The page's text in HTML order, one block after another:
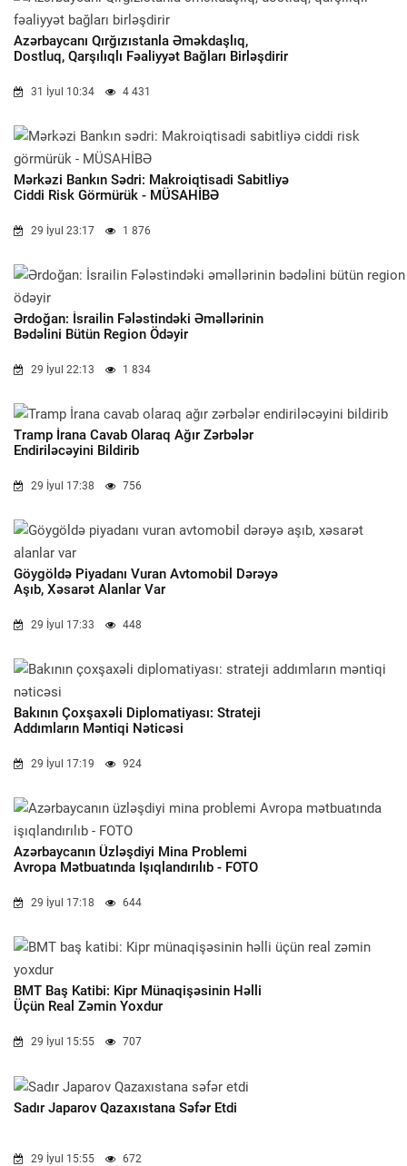
Azərbaycanı Qırğızıstanla Əməkdaşlıq,
Dostluq, Qarşılıqlı Fəaliyyət Bağları Birləşdirir
31 İyul 10:34 4 431
Mərkəzi Bankın Sədri: Makroiqtisadi Sabitliyə
Ciddi Risk Görmürük - MÜSAHİBƏ
29 İyul 23:17 1 876
Ərdoğan: İsrailin Fələstindəki Əməllərinin
Bədəlini Bütün Region Ödəyir
29 İyul 22:13 1 834
Tramp İrana Cavab Olaraq Ağır Zərbələr
Endiriləcəyini Bildirib
29 İyul 17:38 756
Göygöldə Piyadanı Vuran Avtomobil Dərəyə
Aşıb, Xəsarət Alanlar Var
29 İyul 17:33 448
Bakının Çoxşaxəli Diplomatiyası: Strateji
Addımların Məntiqi Nəticəsi
29 İyul 17:19 924
Azərbaycanın Üzləşdiyi Mina Problemi
Avropa Mətbuatında Işıqlandırılıb - FOTO
29 İyul 17:18 644
BMT Baş Katibi: Kipr Münaqişəsinin Həlli
Üçün Real Zəmin Yoxdur
29 İyul 15:55 707
Sadır Japarov Qazaxıstana Səfər Etdi
29 İyul 15:55 672